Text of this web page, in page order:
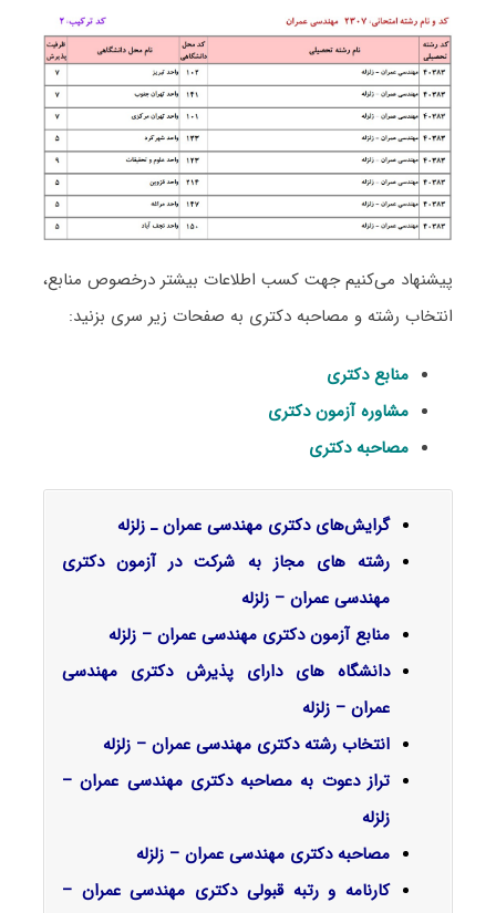
پیشنهاد می‌کنیم جهت کسب اطلاعات بیشتر درخصوص منابع،
انتخاب رشته و مصاحبه دکتری به صفحات زیر سری بزنید:
منابع دکتری
مشاوره آزمون دکتری
مصاحبه دکتری
گرایش‌های دکتری ﻣﻬﻨﺪسی ﻋﻤﺮان ـ زﻟﺰﻟﻪ
رشته های مجاز به شرکت در آزمون دکتری
مهندسی عمران – زلزله
منابع آزمون دکتری مهندسی عمران – زلزله
دانشگاه های دارای پذیرش دکتری مهندسی
عمران – زلزله
انتخاب رشته دکتری مهندسی عمران – زلزله
تراز دعوت به مصاحبه دکتری مهندسی عمران –
زلزله
مصاحبه دکتری مهندسی عمران – زلزله
کارنامه و رتبه قبولی دکتری مهندسی عمران –